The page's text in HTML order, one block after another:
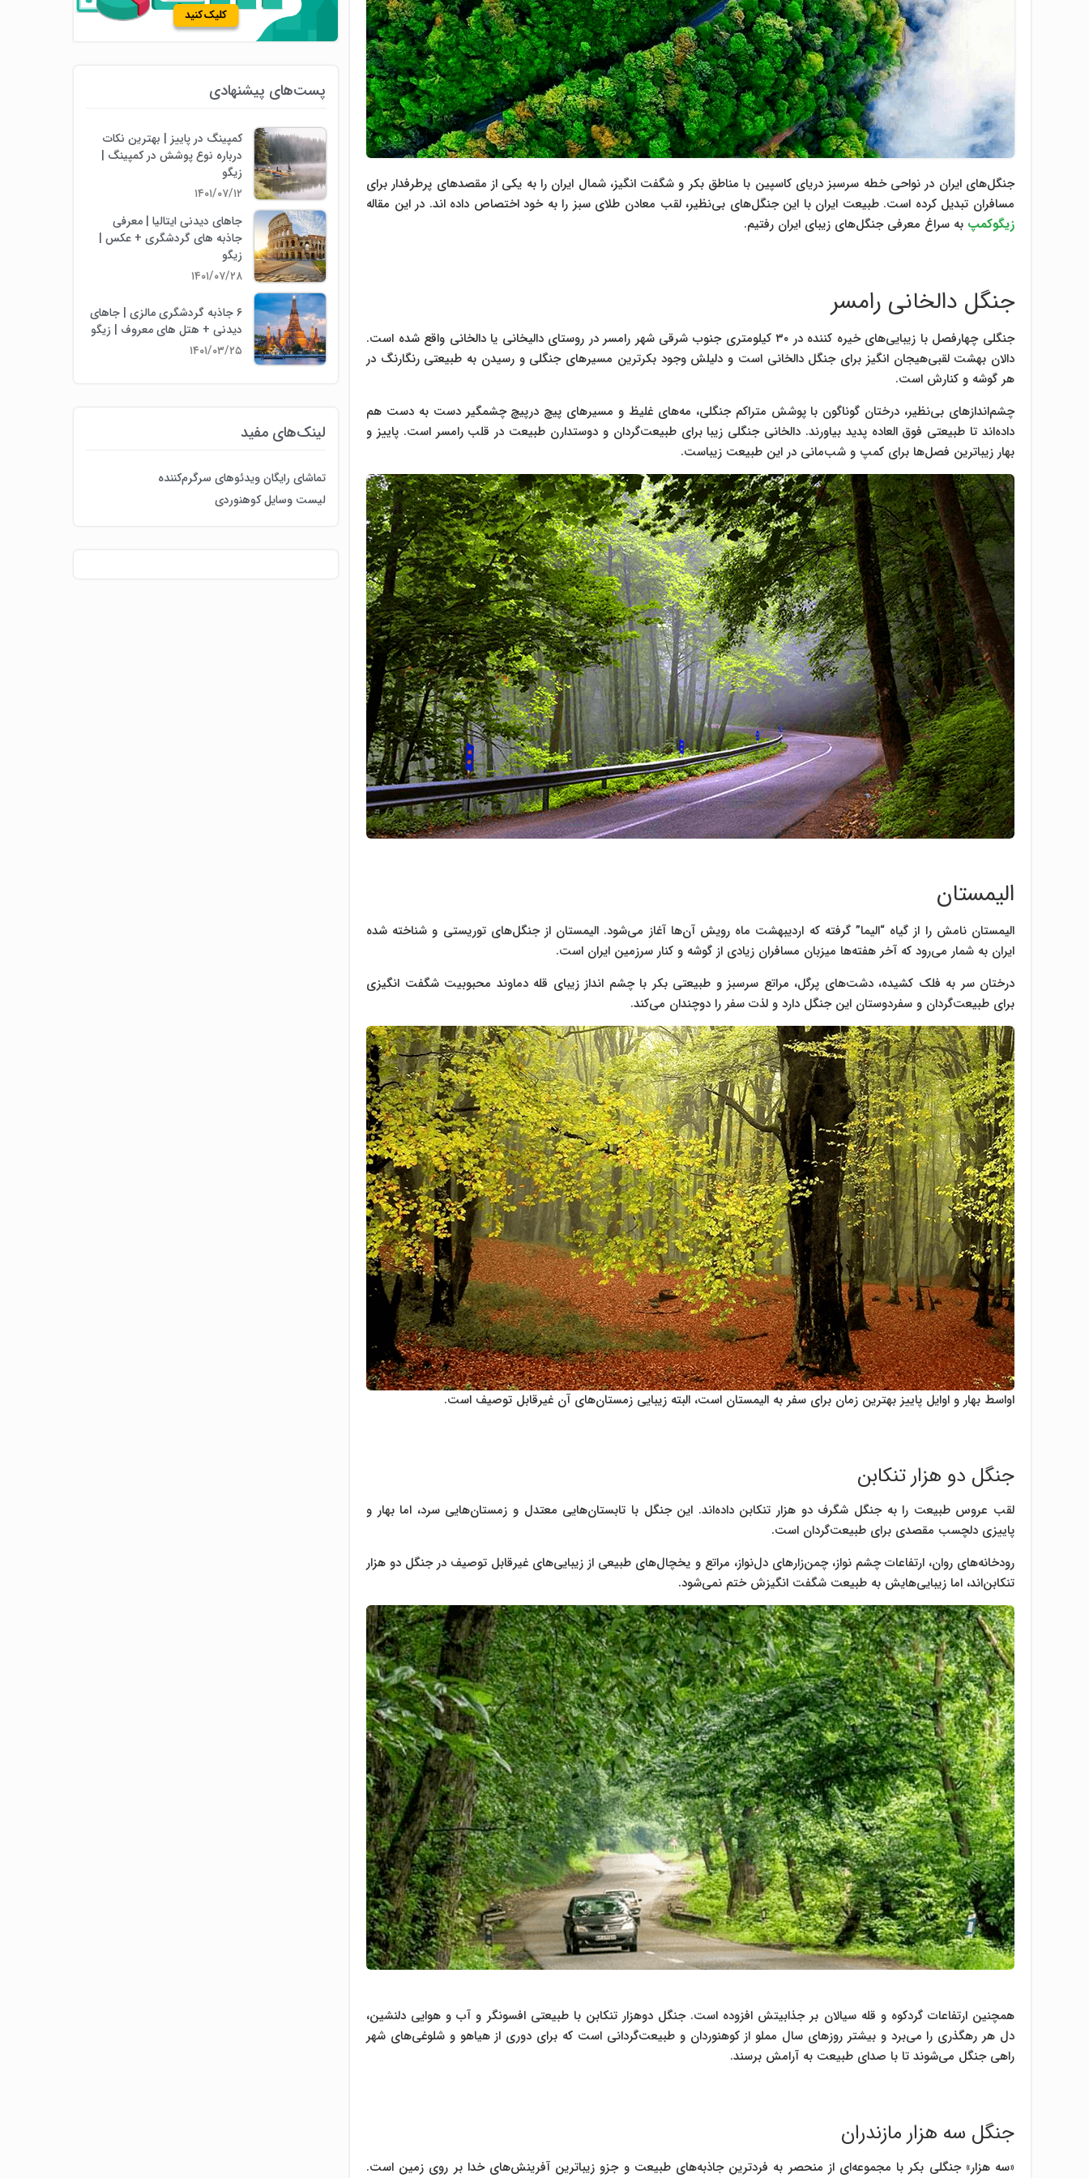
جنگل‌های ایران در نواحی خطه سرسبز دریای کاسپین با مناطق بکر و شگفت انگیز، شمال ایران را به یکی از مقصدهای پرطرفدار برای
مسافران تبدیل کرده است. طبیعت ایران با این جنگل‌های بی‌نظیر، لقب معادن طلای سبز را به خود اختصاص داده اند. در این مقاله
زیگوکمپ به سراغ معرفی جنگل‌های زیبای ایران رفتیم.
جنگل دالخانی رامسر
جنگلی چهارفصل با زیبایی‌های خیره کننده در ۳۰ کیلومتری جنوب شرقی شهر رامسر در روستای دالیخانی یا دالخانی واقع شده است.
دالان بهشت لقبی‌هیجان انگیز برای جنگل دالخانی است و دلیلش وجود بکرترین مسیرهای جنگلی و رسیدن به طبیعتی رنگارنگ در
هر گوشه و کنارش است.
چشم‌اندازهای ‌بی‌نظیر، درختان گوناگون با پوشش متراکم جنگلی، مه‌های غلیظ و مسیرهای پیچ درپیچ چشمگیر دست به دست هم
داده‌اند تا طبیعتی فوق العاده پدید بیاورند. دالخانی جنگلی زیبا برای ‌‌طبیعت‌گردان و دوستدارن طبیعت در قلب رامسر است. پاییز و
بهار زیباترین فصل‌‌ها برای کمپ و شب‌مانی در این طبیعت زیباست.
الیمستان
الیمستان نامش را از گیاه “الیما” گرفته که اردیبهشت ماه رویش ‌آن‌ها آغاز ‌می‌شود. الیمستان از جنگل‌های توریستی و شناخته شده
ایران به شمار ‌می‌رود که آخر هفته‌‌ها میزبان مسافران زیادی از گوشه و کنار سرزمین ایران است.
درختان سر به فلک کشیده، دشت‌های پرگل، مراتع سرسبز و طبیعتی بکر با چشم انداز زیبای قله دماوند محبوبیت شگفت انگیزی
برای ‌‌طبیعت‌گردان و سفردوستان این جنگل دارد و لذت سفر را دوچندان ‌می‌کند.
اواسط بهار و اوایل پاییز بهترین زمان برای سفر به الیمستان است، البته زیبایی زمستان‌های آن غیرقابل توصیف است.
جنگل دو هزار تنکابن
لقب عروس طبیعت را به جنگل شگرف دو هزار تنکابن داده‌اند. این جنگل با تابستان‌هایی معتدل و زمستان‌هایی سرد، اما بهار و
پاییزی دلچسب مقصدی برای ‌‌طبیعت‌گردان است.
رودخانه‌های روان، ارتفاعات چشم نواز، چمن‌زارهای دل‌نواز، مراتع و یخچال‌های طبیعی از زیبایی‌های غیرقابل توصیف در جنگل دو هزار
تنکابن‌اند، اما زیبایی‌هایش به طبیعت شگفت انگیزش ختم نمی‌شود.
همچنین ارتفاعات گردکوه و قله سیالان بر جذابیتش افزوده است. جنگل دوهزار تنکابن با طبیعتی افسونگر و آب و هوایی دلنشین،
دل هر رهگذری را ‌می‌برد و بیشتر روزهای سال مملو از کوهنوردان و ‌‌طبیعت‌گردانی است که برای دوری از هیاهو و شلوغی‌های شهر
راهی جنگل ‌می‌شوند تا با صدای طبیعت به آرامش برسند.
جنگل سه هزار مازندران
«سه هزار» جنگلی بکر با مجموعه‌ای از منحصر به فردترین جاذبه‌های طبیعت و جزو زیباترین آفرینش‌های خدا بر روی زمین است.
پست‌های پیشنهادی
کمپینگ در پاییز | بهترین نکات
درباره نوع پوشش در کمپینگ |
زیگو
۱۴۰۱/۰۷/۱۲
جاهای دیدنی ایتالیا | معرفی
جاذبه های گردشگری + عکس |
زیگو
۱۴۰۱/۰۷/۲۸
۶ جاذبه گردشگری مالزی | جاهای
دیدنی + هتل های معروف | زیگو
۱۴۰۱/۰۳/۲۵
لینک‌های مفید
تماشای رایگان ویدئوهای سرگرم‌کننده
لیست وسایل کوهنوردی